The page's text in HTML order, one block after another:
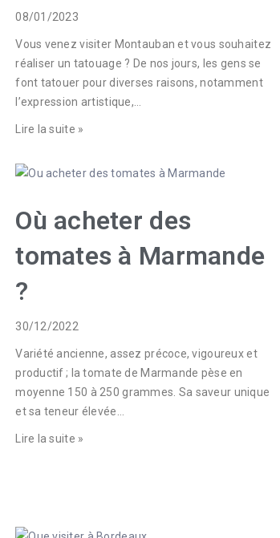
08/01/2023
Vous venez visiter Montauban et vous souhaitez
réaliser un tatouage ? De nos jours, les gens se
font tatouer pour diverses raisons, notamment
l’expression artistique,…
Lire la suite »
Où acheter des
tomates à Marmande
?
30/12/2022
Variété ancienne, assez précoce, vigoureux et
productif ; la tomate de Marmande pèse en
moyenne 150 à 250 grammes. Sa saveur unique
et sa teneur élevée…
Lire la suite »